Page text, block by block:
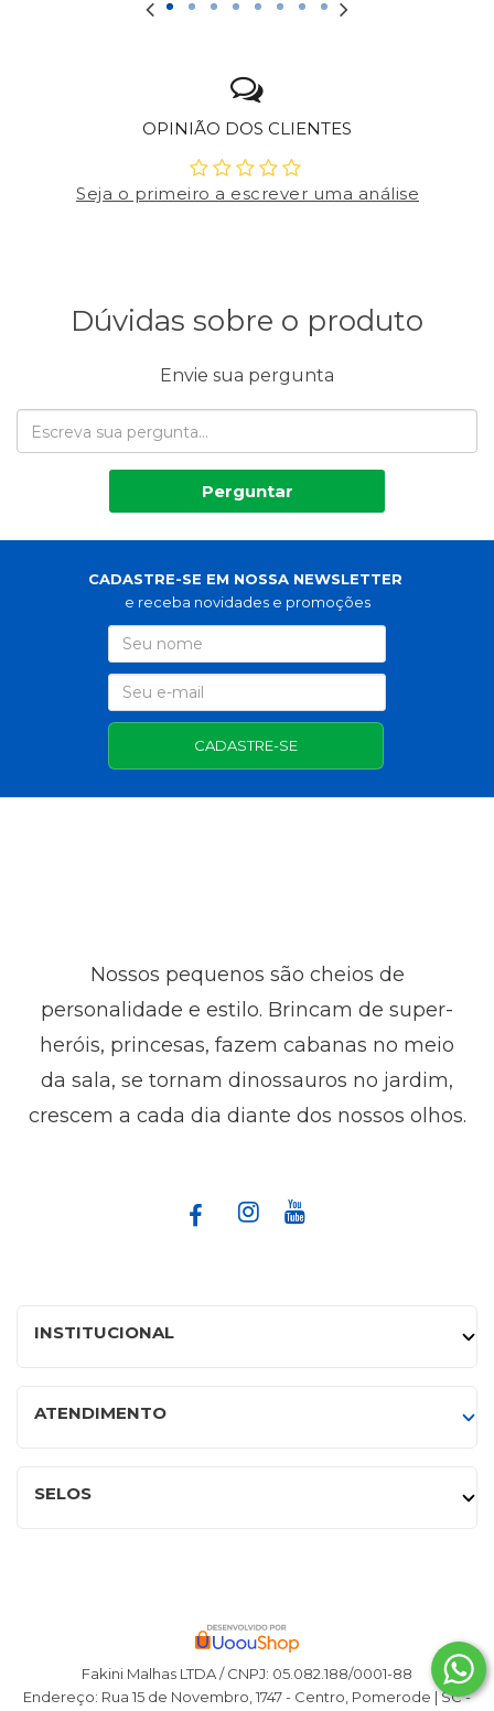
OPINIÃO DOS CLIENTES
Seja o primeiro a escrever uma análise
Dúvidas sobre o produto
Envie sua pergunta
Perguntar
CADASTRE-SE EM NOSSA NEWSLETTER
e receba novidades e promoções
CADASTRE-SE
Nossos pequenos são cheios de
personalidade e estilo. Brincam de super-
heróis, princesas, fazem cabanas no meio
da sala, se tornam dinossauros no jardim,
crescem a cada dia diante dos nossos olhos.
INSTITUCIONAL
ATENDIMENTO
SELOS
Fakini Malhas LTDA / CNPJ: 05.082.188/0001-88
Endereço: Rua 15 de Novembro, 1747 - Centro, Pomerode | SC -